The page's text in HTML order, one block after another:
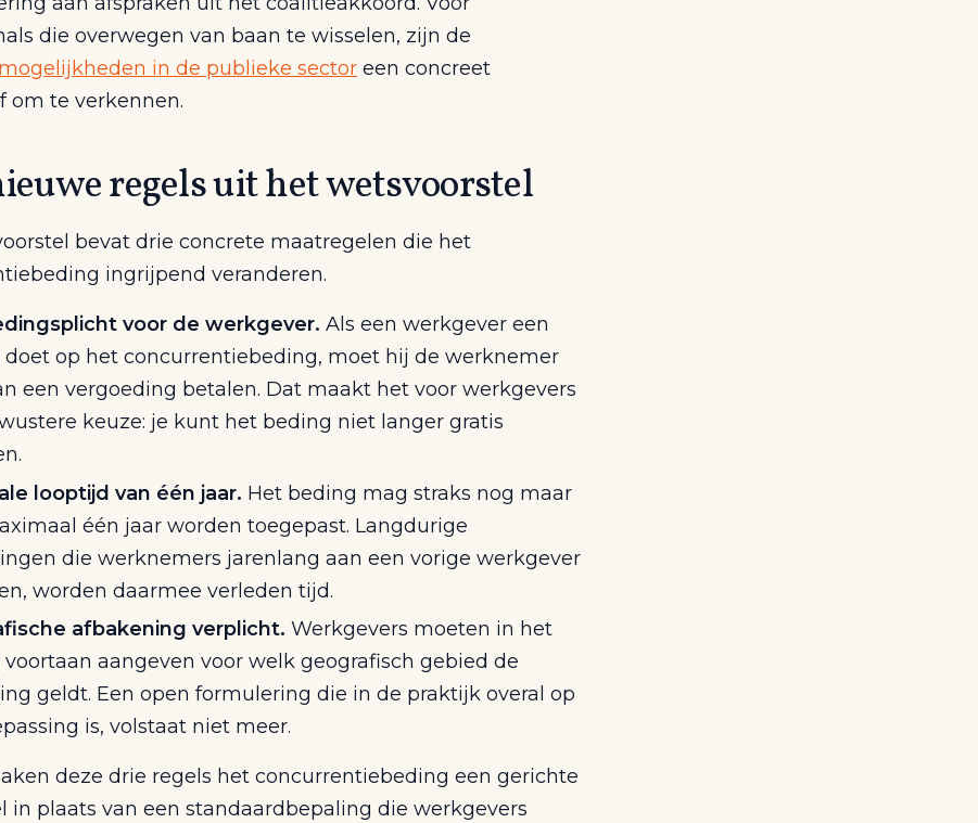
die overwegen van baan te wisselen, zijn de
in de publieke sector een concreet
om te verkennen.
regels uit het wetsvoorstel
bevat drie concrete maatregelen die het
ingrijpend veranderen.
voor de werkgever. Als een werkgever een
doet op het concurrentiebeding, moet hij de werknemer
een vergoeding betalen. Dat maakt het voor werkgevers
keuze: je kunt het beding niet langer gratis
looptijd van één jaar. Het beding mag straks nog maar
één jaar worden toegepast. Langdurige
die werknemers jarenlang aan een vorige werkgever
worden daarmee verleden tijd.
afbakening verplicht. Werkgevers moeten in het
aangeven voor welk geografisch gebied de
geldt. Een open formulering die in de praktijk overal op
is, volstaat niet meer.
deze drie regels het concurrentiebeding een gerichte
in plaats van een standaardbepaling die werkgevers